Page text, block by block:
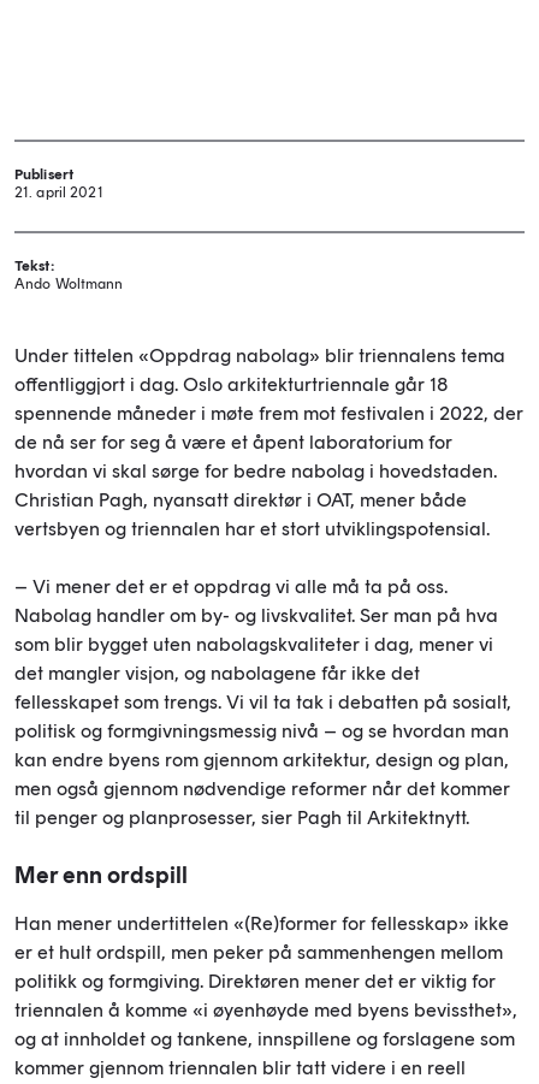
Publisert
21. april 2021
Tekst:
Ando Woltmann
Under tittelen «Oppdrag nabolag» blir triennalens tema
offentliggjort i dag. Oslo arkitekturtriennale går 18
spennende måneder i møte frem mot festivalen i 2022, der
de nå ser for seg å være et åpent laboratorium for
hvordan vi skal sørge for bedre nabolag i hovedstaden.
Christian Pagh, nyansatt direktør i OAT, mener både
vertsbyen og triennalen har et stort utviklingspotensial.
– Vi mener det er et oppdrag vi alle må ta på oss.
Nabolag handler om by- og livskvalitet. Ser man på hva
som blir bygget uten nabolagskvaliteter i dag, mener vi
det mangler visjon, og nabolagene får ikke det
fellesskapet som trengs. Vi vil ta tak i debatten på sosialt,
politisk og formgivningsmessig nivå – og se hvordan man
kan endre byens rom gjennom arkitektur, design og plan,
men også gjennom nødvendige reformer når det kommer
til penger og planprosesser, sier Pagh til Arkitektnytt.
Mer enn ordspill
Han mener undertittelen «(Re)former for fellesskap» ikke
er et hult ordspill, men peker på sammenhengen mellom
politikk og formgiving. Direktøren mener det er viktig for
triennalen å komme «i øyenhøyde med byens bevissthet»,
og at innholdet og tankene, innspillene og forslagene som
kommer gjennom triennalen blir tatt videre i en reell